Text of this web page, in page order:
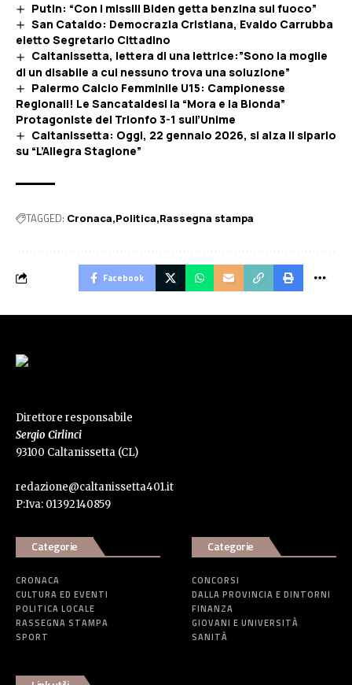
Putin: “Con i missili Biden getta benzina sul fuoco”
San Cataldo: Democrazia Cristiana, Evaldo Carrubba
eletto Segretario Cittadino
Caltanissetta, lettera di una lettrice:”Sono la moglie
di un disabile a cui nessuno trova una soluzione”
Palermo Calcio Femminile U15: Campionesse
Regionali! Le Sancataldesi la “Mora e la Bionda”
Protagoniste del Trionfo 3-1 sull’Unime
Caltanissetta: Oggi, 22 gennaio 2026, si alza il sipario
su “L’Allegra Stagione”
TAGGED: Cronaca Politica Rassegna stampa
Facebook
Direttore responsabile
Sergio Cirlinci
93100 Caltanissetta (CL)
redazione@caltanissetta401.it
P:Iva: 01392140859
Categorie
CRONACA
CULTURA ED EVENTI
POLITICA LOCALE
RASSEGNA STAMPA
SPORT
Categorie
CONCORSI
DALLA PROVINCIA E DINTORNI
FINANZA
GIOVANI E UNIVERSITÀ
SANITÀ